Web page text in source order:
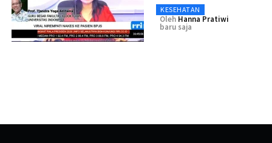
KESEHATAN
Oleh Hanna Pratiwi
baru saja